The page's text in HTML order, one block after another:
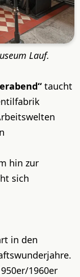
Lauf.
taucht
hin zur
sich
in den
1960er